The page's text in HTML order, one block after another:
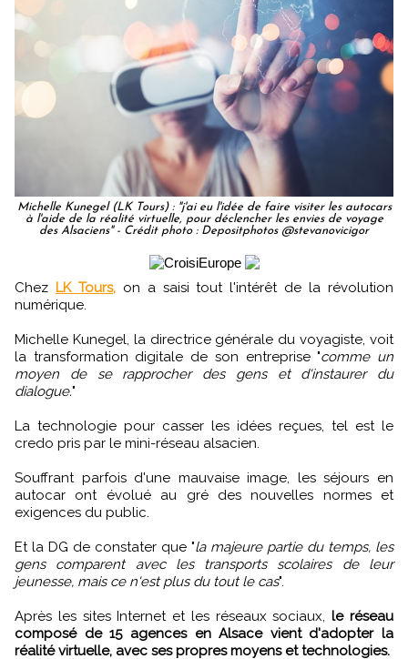
Michelle Kunegel (LK Tours) : "j'ai eu l'idée de faire visiter les autocars
à l'aide de la réalité virtuelle, pour déclencher les envies de voyage
des Alsaciens" - Crédit photo : Depositphotos @stevanovicigor
Chez LK Tours,on a saisi tout l'intérêt de la révolution
numérique.
Michelle Kunegel, la directrice générale du voyagiste, voit
la transformation digitale de son entreprise "comme un
moyen de se rapprocher des gens et d'instaurer du
dialogue."
La technologie pour casser les idées reçues, tel est le
credo pris par le mini-réseau alsacien.
Souffrant parfois d'une mauvaise image, les séjours en
autocar ont évolué au gré des nouvelles normes et
exigences du public.
Et la DG de constater que "la majeure partie du temps, les
gens comparent avec les transports scolaires de leur
jeunesse, mais ce n'est plus du tout le cas".
Après les sites Internet et les réseaux sociaux,le réseau
composé de 15 agences en Alsace vient d'adopter la
réalité virtuelle, avec ses propres moyens et technologies.